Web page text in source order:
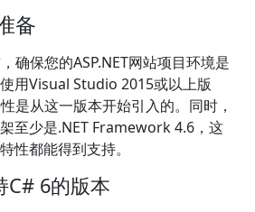
备
确保您的ASP.NET网站项目环境是
用Visual Studio 2015或以上版
是从这一版本开始引入的。同时，
至少是.NET Framework 4.6，这
性都能得到支持。
C# 6的版本